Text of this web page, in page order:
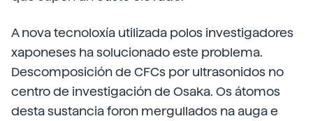
A nova tecnoloxía utilizada polos investigadores
xaponeses ha solucionado este problema.
Descomposición de CFCs por ultrasonidos no
centro de investigación de Osaka. Os átomos
desta sustancia foron mergullados na auga e